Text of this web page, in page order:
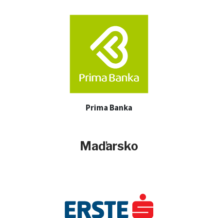
Prima Banka
Maďarsko